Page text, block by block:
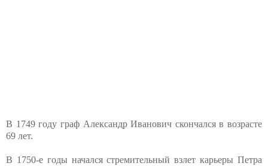
В 1749 году граф Александр Иванович скончался в возрасте
69 лет.
В 1750-е годы начался стремительный взлет карьеры Петра